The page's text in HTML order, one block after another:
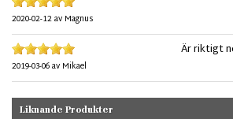
2020-02-12av Magnus
2019-03-06av Mikael
Är riktigt
Liknande Produkter